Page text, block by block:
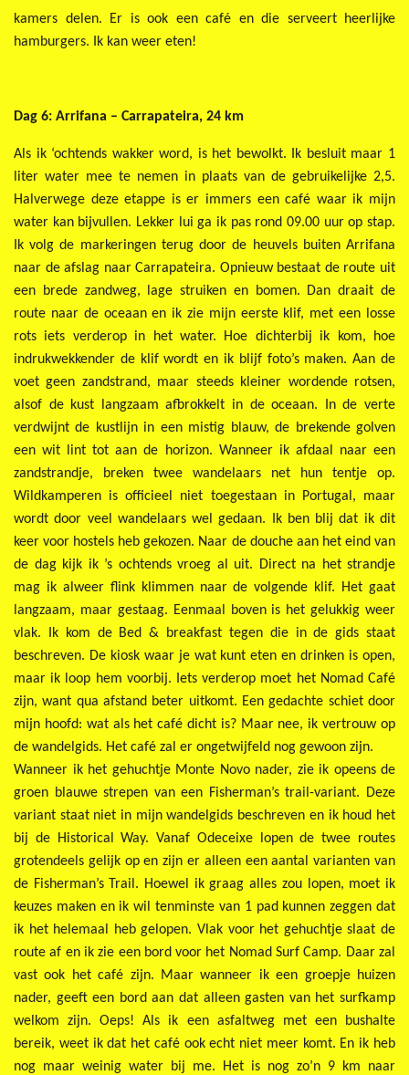
kamers delen. Er is ook een café en die serveert heerlijke
hamburgers. Ik kan weer eten!
Dag 6: Arrifana – Carrapateira, 24 km
Als ik ‘ochtends wakker word, is het bewolkt. Ik besluit maar 1
liter water mee te nemen in plaats van de gebruikelijke 2,5.
Halverwege deze etappe is er immers een café waar ik mijn
water kan bijvullen. Lekker lui ga ik pas rond 09.00 uur op stap.
Ik volg de markeringen terug door de heuvels buiten Arrifana
naar de afslag naar Carrapateira. Opnieuw bestaat de route uit
een brede zandweg, lage struiken en bomen. Dan draait de
route naar de oceaan en ik zie mijn eerste klif, met een losse
rots iets verderop in het water. Hoe dichterbij ik kom, hoe
indrukwekkender de klif wordt en ik blijf foto’s maken. Aan de
voet geen zandstrand, maar steeds kleiner wordende rotsen,
alsof de kust langzaam afbrokkelt in de oceaan. In de verte
verdwijnt de kustlijn in een mistig blauw, de brekende golven
een wit lint tot aan de horizon. Wanneer ik afdaal naar een
zandstrandje, breken twee wandelaars net hun tentje op.
Wildkamperen is officieel niet toegestaan in Portugal, maar
wordt door veel wandelaars wel gedaan. Ik ben blij dat ik dit
keer voor hostels heb gekozen. Naar de douche aan het eind van
de dag kijk ik ’s ochtends vroeg al uit. Direct na het strandje
mag ik alweer flink klimmen naar de volgende klif. Het gaat
langzaam, maar gestaag. Eenmaal boven is het gelukkig weer
vlak. Ik kom de Bed & breakfast tegen die in de gids staat
beschreven. De kiosk waar je wat kunt eten en drinken is open,
maar ik loop hem voorbij. Iets verderop moet het Nomad Café
zijn, want qua afstand beter uitkomt. Een gedachte schiet door
mijn hoofd: wat als het café dicht is? Maar nee, ik vertrouw op
de wandelgids. Het café zal er ongetwijfeld nog gewoon zijn.
Wanneer ik het gehuchtje Monte Novo nader, zie ik opeens de
groen blauwe strepen van een Fisherman’s trail-variant. Deze
variant staat niet in mijn wandelgids beschreven en ik houd het
bij de Historical Way. Vanaf Odeceixe lopen de twee routes
grotendeels gelijk op en zijn er alleen een aantal varianten van
de Fisherman’s Trail. Hoewel ik graag alles zou lopen, moet ik
keuzes maken en ik wil tenminste van 1 pad kunnen zeggen dat
ik het helemaal heb gelopen. Vlak voor het gehuchtje slaat de
route af en ik zie een bord voor het Nomad Surf Camp. Daar zal
vast ook het café zijn. Maar wanneer ik een groepje huizen
nader, geeft een bord aan dat alleen gasten van het surfkamp
welkom zijn. Oeps! Als ik een asfaltweg met een bushalte
bereik, weet ik dat het café ook echt niet meer komt. En ik heb
nog maar weinig water bij me. Het is nog zo’n 9 km naar